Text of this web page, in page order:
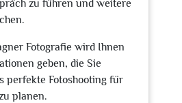
zu führen und weitere
Fotografie wird Ihnen
geben, die Sie
perfekte Fotoshooting für
planen.